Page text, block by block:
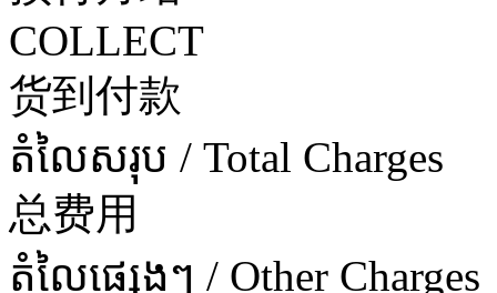
COLLECT
货到付款
តំលៃសរុប / Total Charges
总费用
តំលៃផ្សេងៗ / Other Charges